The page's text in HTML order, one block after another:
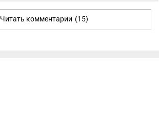
Читать комментарии (15)